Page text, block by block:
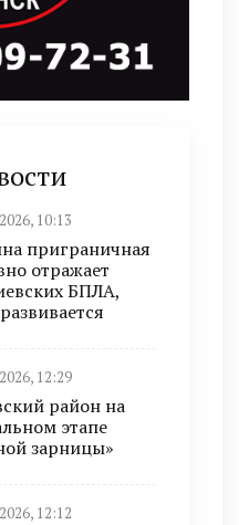
10:13
приграничная
отражает
БПЛА,
12:29
район на
этапе
зарницы»
12:12